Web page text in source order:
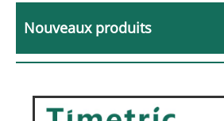
Nouveaux produits